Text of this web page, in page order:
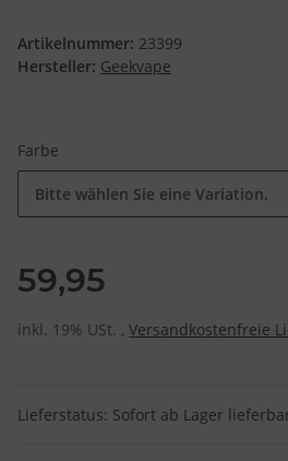
Artikelnummer: 23399
Hersteller: Geekvape
Farbe
Bitte wählen Sie eine Variation.
59,95
inkl. 19% USt. , Versandkostenfreie
Lieferstatus: Sofort ab Lager